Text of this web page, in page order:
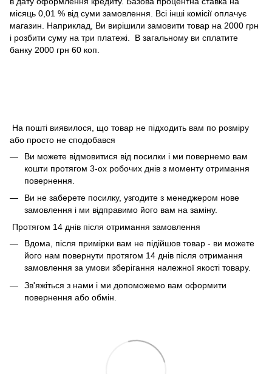
місяць 0,01 % від суми замовлення. Всі інші комісії оплачує
магазин. Наприклад, Ви вирішили замовити товар на 2000 грн
і розбити суму на три платежі. В загальному ви сплатите
банку 2000 грн 60 коп.
На пошті виявилося, що товар не підходить вам по розміру
або просто не сподобався
Ви можете відмовитися від посилки і ми повернемо вам
кошти протягом 3-ох робочих днів з моменту отримання
повернення.
Ви не заберете посилку, узгодите з менеджером нове
замовлення і ми відправимо його вам на заміну.
Протягом 14 днів після отримання замовлення
Вдома, після примірки вам не підійшов товар - ви можете
його нам повернути протягом 14 днів після отримання
замовлення за умови зберігання належної якості товару.
Зв'яжіться з нами і ми допоможемо вам оформити
повернення або обмін.